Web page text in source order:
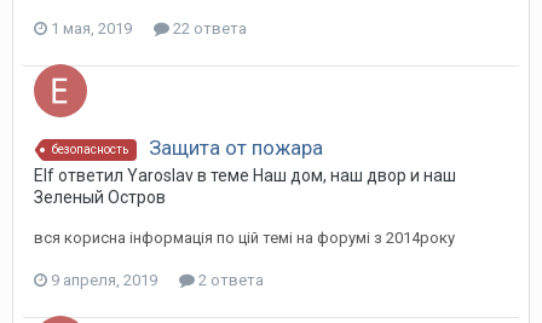
1 мая, 2019 22 ответа
безопасность Защита от пожара
Elf ответил Yaroslav в теме Наш дом, наш двор и наш
Зеленый Остров
вся корисна інформація по цій темі на форумі з 2014року
9 апреля, 2019 2 ответа